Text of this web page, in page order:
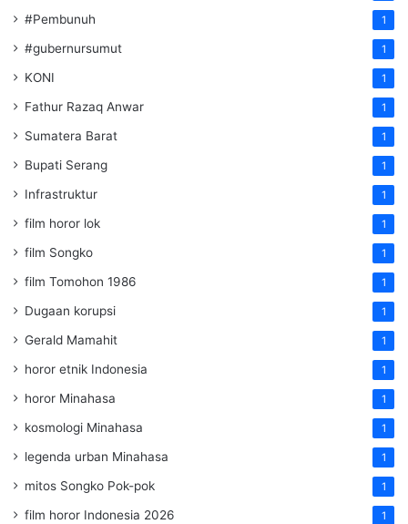
#Pembunuh 1
#gubernursumut 1
KONI 1
Fathur Razaq Anwar 1
Sumatera Barat 1
Bupati Serang 1
Infrastruktur 1
film horor lok 1
film Songko 1
film Tomohon 1986 1
Dugaan korupsi 1
Gerald Mamahit 1
horor etnik Indonesia 1
horor Minahasa 1
kosmologi Minahasa 1
legenda urban Minahasa 1
mitos Songko Pok-pok 1
film horor Indonesia 2026 1